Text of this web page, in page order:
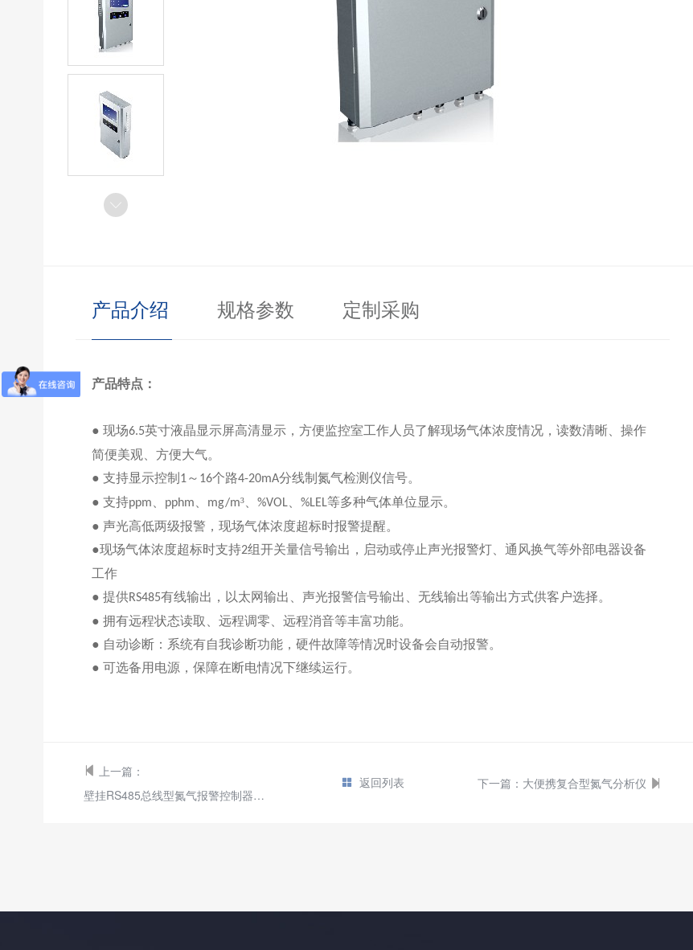
产品介绍 规格参数 定制采购
产品特点：
● 现场6.5英寸液晶显示屏高清显示，方便监控室工作人员了解现场气体浓度情况，读数清晰、操作
简便美观、方便大气。
● 支持显示控制 1 ～ 16个路4-20mA分线制 氮气检测仪信号。
● 支持ppm pphm mg/m³、 %VOL %LEL等多种气体单位显示。
● 声光高低两级报警，现场气体浓度超标时报警提醒。
●现场气体浓度超标时支持2组开关量信号输出，启动或停止声光报警灯、通风换气等外部电器设备
工作
● 提供RS485有线输出，以太网输出、声光报警信号输出、无线输出等输出方式供客户选择。
● 拥有远程状态读取、远程调零、远程消音等丰富功能。
● 自动诊断：系统有自我诊断功能，硬件故障等情况时设备会自动报警。
● 可选备用电源，保障在断电情况下继续运行。
上一篇：
壁挂RS485总线型氮气报警控制器主机
返回列表 下一篇： 大便携复合型氮气分析仪